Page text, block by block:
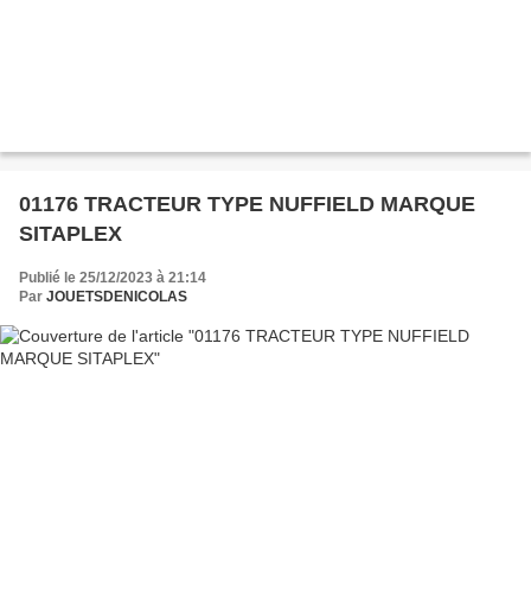
01176 TRACTEUR TYPE NUFFIELD MARQUE
SITAPLEX
Publié le 25/12/2023 à 21:14
Par JOUETSDENICOLAS